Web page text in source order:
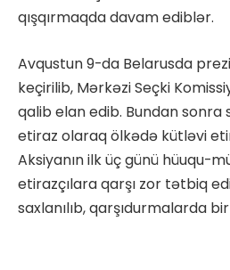
qışqırmaqda davam ediblər.
Avqustun 9-da Belarusda
keçirilib, Mərkəzi Seçki
qalib elan edib. Bundan sonra
etiraz olaraq ölkədə kütləvi
Aksiyanın ilk üç günü hüuqu-
etirazçılara qarşı zor tətbiq
saxlanılıb, qarşıdurmalarda